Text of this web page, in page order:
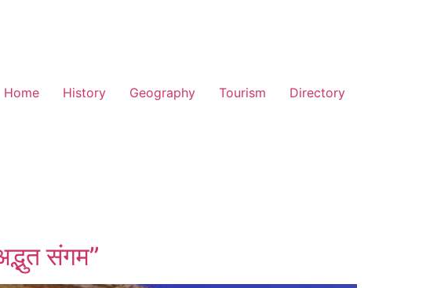
Home History Geography Tourism Directory
संगम”